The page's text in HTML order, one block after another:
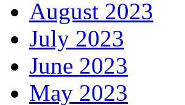
August 2023
July 2023
June 2023
May 2023